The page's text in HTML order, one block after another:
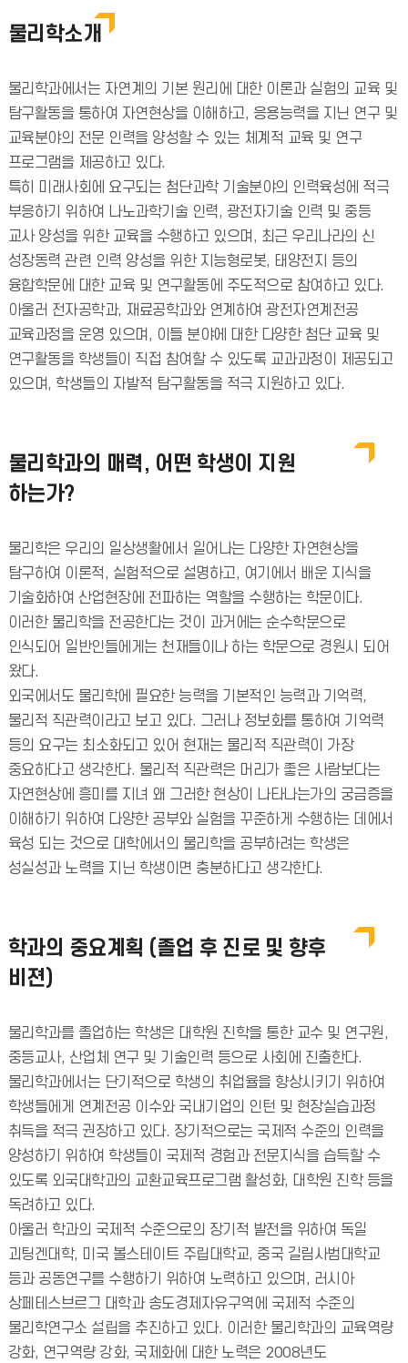
물리학소개
물리학과에서는 자연계의 기본 원리에 대한 이론과 실험의 교육 및
탐구활동을 통하여 자연현상을 이해하고, 응용능력을 지닌 연구 및
교육분야의 전문 인력을 양성할 수 있는 체계적 교육 및 연구
프로그램을 제공하고 있다.
특히 미래사회에 요구되는 첨단과학 기술분야의 인력육성에 적극
부응하기 위하여 나노과학기술 인력, 광전자기술 인력 및 중등
교사 양성을 위한 교육을 수행하고 있으며, 최근 우리나라의 신
성장동력 관련 인력 양성을 위한 지능형로봇, 태양전지 등의
융합학문에 대한 교육 및 연구활동에 주도적으로 참여하고 있다.
아울러 전자공학과, 재료공학과와 연계하여 광전자연계전공
교육과정을 운영 있으며, 이들 분야에 대한 다양한 첨단 교육 및
연구활동을 학생들이 직접 참여할 수 있도록 교과과정이 제공되고
있으며, 학생들의 자발적 탐구활동을 적극 지원하고 있다.
물리학과의 매력, 어떤 학생이 지원
하는가?
물리학은 우리의 일상생활에서 일어나는 다양한 자연현상을
탐구하여 이론적, 실험적으로 설명하고, 여기에서 배운 지식을
기술화하여 산업현장에 전파하는 역할을 수행하는 학문이다.
이러한 물리학을 전공한다는 것이 과거에는 순수학문으로
인식되어 일반인들에게는 천재들이나 하는 학문으로 경원시 되어
왔다.
외국에서도 물리학에 필요한 능력을 기본적인 능력과 기억력,
물리적 직관력이라고 보고 있다. 그러나 정보화를 통하여 기억력
등의 요구는 최소화되고 있어 현재는 물리적 직관력이 가장
중요하다고 생각한다. 물리적 직관력은 머리가 좋은 사람보다는
자연현상에 흥미를 지녀 왜 그러한 현상이 나타나는가의 궁금증을
이해하기 위하여 다양한 공부와 실험을 꾸준하게 수행하는 데에서
육성 되는 것으로 대학에서의 물리학을 공부하려는 학생은
성실성과 노력을 지닌 학생이면 충분하다고 생각한다.
학과의 중요계획 (졸업 후 진로 및 향후
비젼)
물리학과를 졸업하는 학생은 대학원 진학을 통한 교수 및 연구원,
중등교사, 산업체 연구 및 기술인력 등으로 사회에 진출한다.
물리학과에서는 단기적으로 학생의 취업율을 향상시키기 위하여
학생들에게 연계전공 이수와 국내기업의 인턴 및 현장실습과정
취득을 적극 권장하고 있다. 장기적으로는 국제적 수준의 인력을
양성하기 위하여 학생들이 국제적 경험과 전문지식을 습득할 수
있도록 외국대학과의 교환교육프로그램 활성화, 대학원 진학 등을
독려하고 있다.
아울러 학과의 국제적 수준으로의 장기적 발전을 위하여 독일
괴팅겐대학, 미국 볼스테이트 주립대학교, 중국 길림사범대학교
등과 공동연구를 수행하기 위하여 노력하고 있으며, 러시아
상페테스브르그 대학과 송도경제자유구역에 국제적 수준의
물리학연구소 설립을 추진하고 있다. 이러한 물리학과의 교육역량
강화, 연구역량 강화, 국제화에 대한 노력은 2008년도